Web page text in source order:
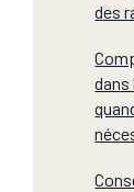
des
dans